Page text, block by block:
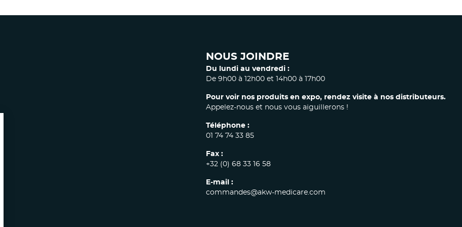
NOUS JOINDRE
Du lundi au vendredi :
De 9h00 à 12h00 et 14h00 à 17h00
Pour voir nos produits en expo, rendez visite à nos distributeurs.
Appelez-nous et nous vous aiguillerons !
Téléphone :
01 74 74 33 85
Fax :
+32 (0) 68 33 16 58
E-mail :
commandes@akw-medicare.com